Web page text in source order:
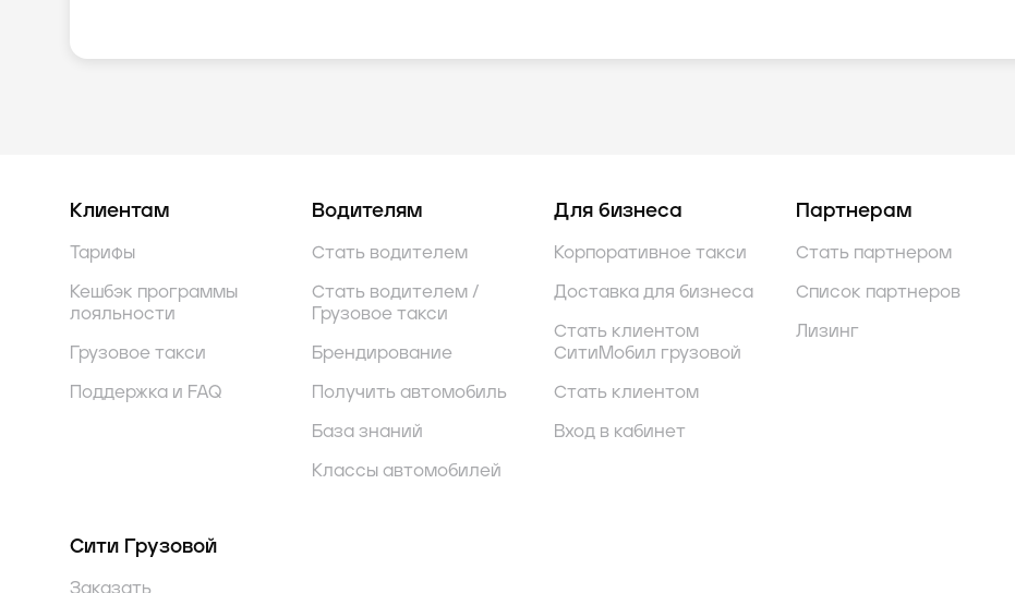
Клиентам
Тарифы
Кешбэк программы
лояльности
Грузовое такси
Поддержка и FAQ
Водителям
Стать водителем
Стать водителем /
Грузовое такси
Брендирование
Получить автомобиль
База знаний
Классы автомобилей
Для бизнеса
Корпоративное такси
Доставка для бизнеса
Стать клиентом
СитиМобил грузовой
Стать клиентом
Вход в кабинет
Партнерам
Стать партнером
Список партнеров
Лизинг
Сити Грузовой
Заказать